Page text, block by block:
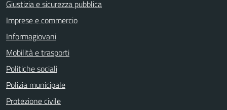
Giustizia e sicurezza pubblica
Imprese e commercio
Informagiovani
Mobilità e trasporti
Politiche sociali
Polizia municipale
Protezione civile